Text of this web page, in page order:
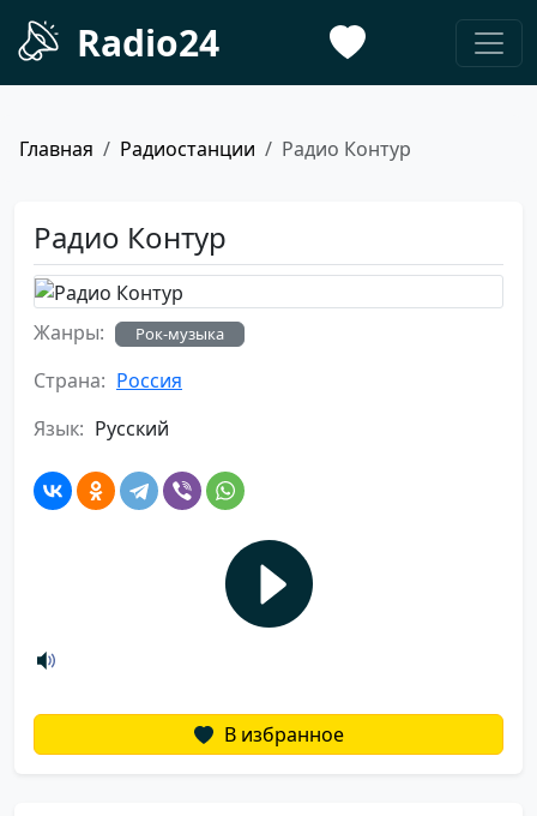
Radio24
Главная Радиостанции Радио Контур
Радио Контур
Жанры: Рок-музыка
Страна: Россия
Язык: Русский
В избранное